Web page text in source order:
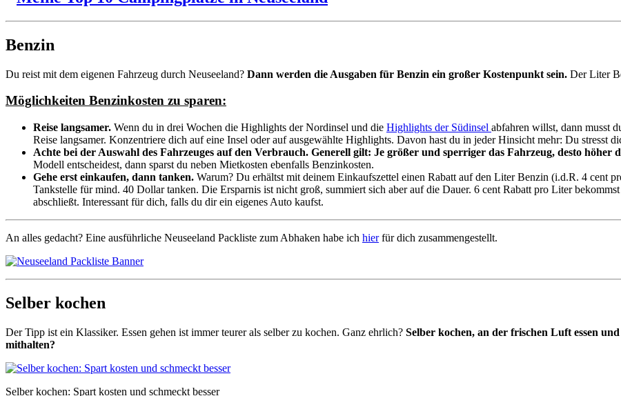
Benzin
Du reist mit dem eigenen Fahrzeug durch Neuseeland? Dann werden die Ausgaben für Benzin ein großer Kostenpunkt sein. Der Liter
Möglichkeiten Benzinkosten zu sparen:
Reise langsamer. Wenn du in drei Wochen die Highlights der Nordinsel und die Highlights der Südinsel abfahren willst, dann musst
Reise langsamer. Konzentriere dich auf eine Insel oder auf ausgewählte Highlights. Davon hast du in jeder Hinsicht mehr: Du stresst
Achte bei der Auswahl des Fahrzeuges auf den Verbrauch. Generell gilt: Je größer und sperriger das Fahrzeug, desto höher
Modell entscheidest, dann sparst du neben Mietkosten ebenfalls Benzinkosten.
Gehe erst einkaufen, dann tanken. Warum? Du erhältst mit deinem Einkaufszettel einen Rabatt auf den Liter Benzin (i.d.R. 4 cent
Tankstelle für mind. 40 Dollar tanken. Die Ersparnis ist nicht groß, summiert sich aber auf die Dauer. 6 cent Rabatt pro Liter
abschließt. Interessant für dich, falls du dir ein eigenes Auto kaufst.
An alles gedacht? Eine ausführliche Neuseeland Packliste zum Abhaken habe ich hierfür dich zusammengestellt.
Selber kochen
Der Tipp ist ein Klassiker. Essen gehen ist immer teurer als selber zu kochen. Ganz ehrlich? Selber kochen, an der frischen Luft essen
mithalten?
Selber kochen: Spart kosten und schmeckt besser